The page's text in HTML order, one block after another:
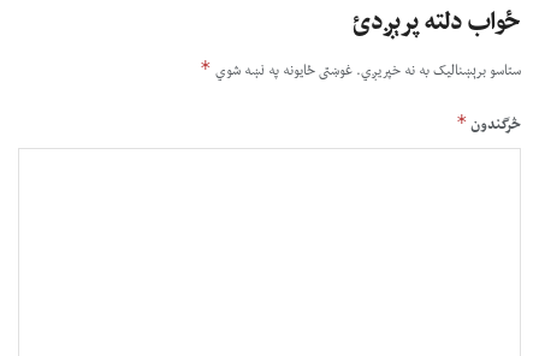
ځواب دلته پرېږدئ
ستاسو برېښناليک به نه خپريږي.غوښتى ځایونه په نښه شوي *
څرگندون*